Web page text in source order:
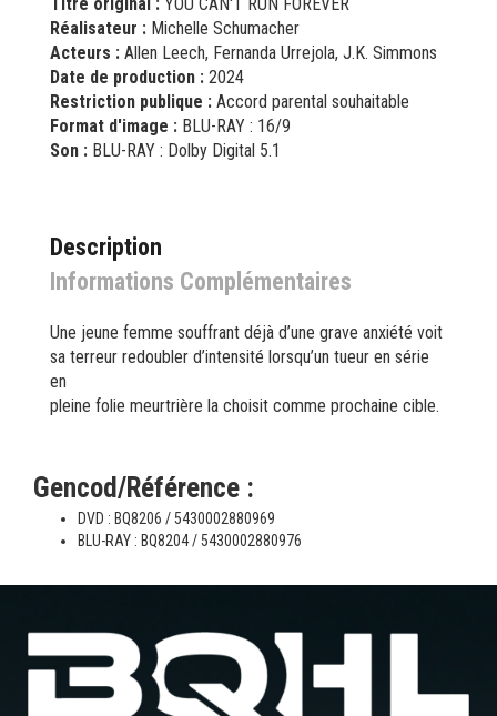
Réalisateur : Michelle Schumacher
Acteurs : Allen Leech, Fernanda Urrejola, J.K. Simmons
Date de production : 2024
Restriction publique : Accord parental souhaitable
Format d'image : BLU-RAY : 16/9
Son : BLU-RAY : Dolby Digital 5.1
Description
Informations Complémentaires
Une jeune femme souffrant déjà d’une grave anxiété voit
sa terreur redoubler d’intensité lorsqu’un tueur en série
en
pleine folie meurtrière la choisit comme prochaine cible.
Gencod/Référence :
DVD : BQ8206 / 5430002880969
BLU-RAY : BQ8204 / 5430002880976